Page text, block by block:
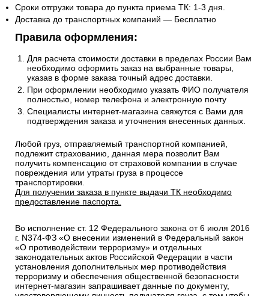
Email sales@1oboi.ru
Стоимость рассчитывается от общего веса/объема товаров
Сроки отгрузки товара до пункта приема ТК: 1-3 дня.
Правила оформления:
Для расчета стоимости доставки в пределах России Вам
необходимо оформить заказ на выбранные товары,
указав в форме заказа точный адрес доставки.
При оформлении необходимо указать ФИО получателя
Специалисты интернет-магазина свяжутся с Вами для
подтверждения заказа и уточнения внесенных данных.
Любой груз, отправляемый транспортной компанией,
подлежит страхованию, данная мера позволит Вам
получить компенсацию от страховой компании в случае
повреждения или утраты груза в процессе
Для получении заказа в пункте выдачи ТК необходимо
предоставление паспорта.
Во исполнение ст. 12 Федерального закона от 6 июля 2016
г. N374-ФЗ «О внесении изменений в Федеральный закон
«О противодействии терроризму» и отдельных
законодательных актов Российской Федерации в части